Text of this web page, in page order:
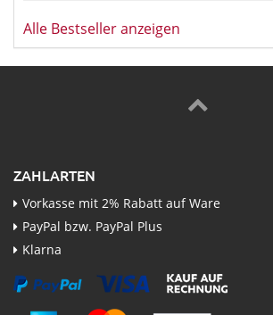
Alle Bestseller anzeigen
ZAHLARTEN
Vorkasse mit 2% Rabatt auf Ware
PayPal bzw. PayPal Plus
Klarna